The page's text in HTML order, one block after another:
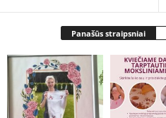
Panašūs straipsniai